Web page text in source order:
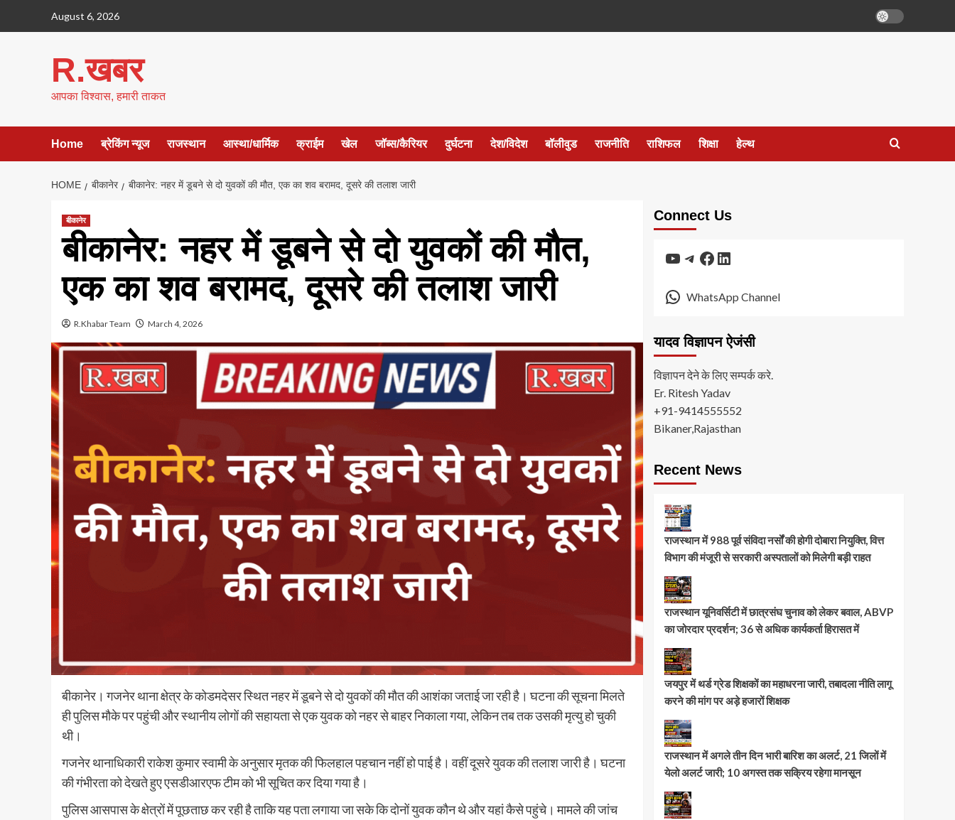
August 6, 2026
R.खबर
आपका विश्वास, हमारी ताकत
Home ब्रेकिंग न्यूज राजस्थान आस्था/धार्मिक क्राईम खेल जॉब्स/कैरियर दुर्घटना देश/विदेश बॉलीवुड राजनीति राशिफल शिक्षा हेल्थ
HOME बीकानेर बीकानेर: नहर में डूबने से दो युवकों की मौत, एक का शव बरामद, दूसरे की तलाश जारी
बीकानेर
बीकानेर: नहर में डूबने से दो युवकों की मौत,
एक का शव बरामद, दूसरे की तलाश जारी
R.Khabar Team March 4, 2026
बीकानेर। गजनेर थाना क्षेत्र के कोडमदेसर स्थित नहर में डूबने से दो युवकों की मौत की आशंका जताई जा रही है। घटना की सूचना मिलते
ही पुलिस मौके पर पहुंची और स्थानीय लोगों की सहायता से एक युवक को नहर से बाहर निकाला गया, लेकिन तब तक उसकी मृत्यु हो चुकी
थी।
गजनेर थानाधिकारी राकेश कुमार स्वामी के अनुसार मृतक की फिलहाल पहचान नहीं हो पाई है। वहीं दूसरे युवक की तलाश जारी है। घटना
की गंभीरता को देखते हुए एसडीआरएफ टीम को भी सूचित कर दिया गया है।
पुलिस आसपास के क्षेत्रों में पूछताछ कर रही है ताकि यह पता लगाया जा सके कि दोनों युवक कौन थे और यहां कैसे पहुंचे। मामले की जांच
Connect Us
YouTube
Telegram
Facebook
LinkedIn
WhatsApp Channel
यादव विज्ञापन ऐजंसी
विज्ञापन देने के लिए सम्पर्क करे.
Er. Ritesh Yadav
+91-9414555552
Bikaner,Rajasthan
Recent News
राजस्थान में 988 पूर्व संविदा नर्सों की होगी दोबारा नियुक्ति, वित्त
विभाग की मंजूरी से सरकारी अस्पतालों को मिलेगी बड़ी राहत
राजस्थान यूनिवर्सिटी में छात्रसंघ चुनाव को लेकर बवाल, ABVP
का जोरदार प्रदर्शन; 36 से अधिक कार्यकर्ता हिरासत में
जयपुर में थर्ड ग्रेड शिक्षकों का महाधरना जारी, तबादला नीति लागू
करने की मांग पर अड़े हजारों शिक्षक
राजस्थान में अगले तीन दिन भारी बारिश का अलर्ट, 21 जिलों में
येलो अलर्ट जारी; 10 अगस्त तक सक्रिय रहेगा मानसून